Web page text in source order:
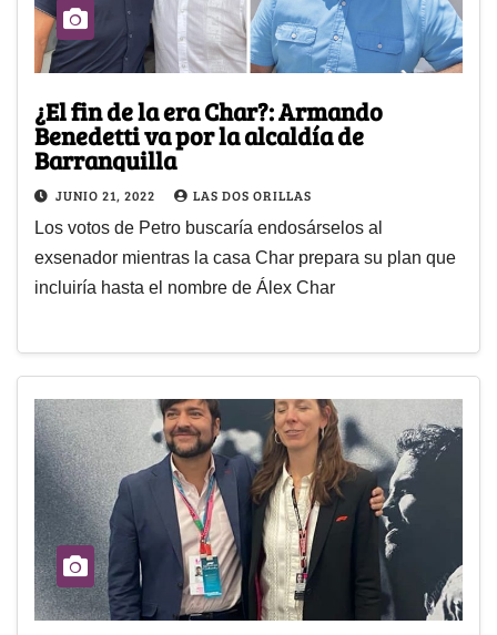
¿El fin de la era Char?: Armando
Benedetti va por la alcaldía de
Barranquilla
JUNIO 21, 2022 LAS DOS ORILLAS
Los votos de Petro buscaría endosárselos al
exsenador mientras la casa Char prepara su plan que
incluiría hasta el nombre de Álex Char